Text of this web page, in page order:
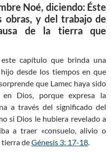
Noé, diciendo: Éste
obras, y del trabajo de
de la tierra que
capítulo que brinda una
desde los tiempos en que
que Lamec haya sido
Dios, porque expresa la
a través del significado del
si Dios le hubiera revelado a
a traer «consuelo, alivio o
tierra deGénesis 3: 17-18.